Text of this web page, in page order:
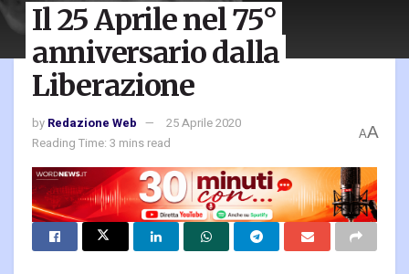
Il 25 Aprile nel 75°
anniversario dalla
Liberazione
by Redazione Web
25 Aprile 2020
Reading Time: 3 mins read
AA